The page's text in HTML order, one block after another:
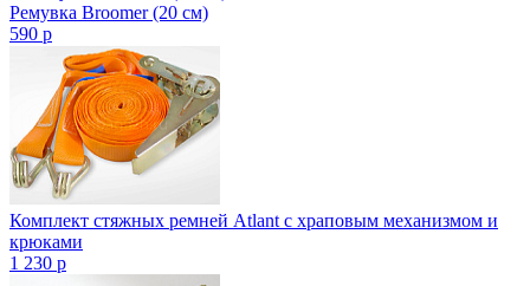
Ремувка Broomer (20 см)
590 p
Комплект стяжных ремней Atlant с храповым механизмом и
крюками
1 230 p